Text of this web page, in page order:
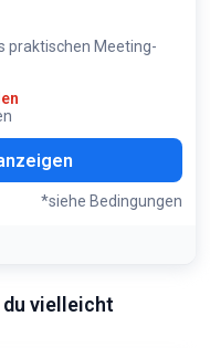
praktischen Meeting-
*siehe Bedingungen
Set Kaffeetisch
vielleicht